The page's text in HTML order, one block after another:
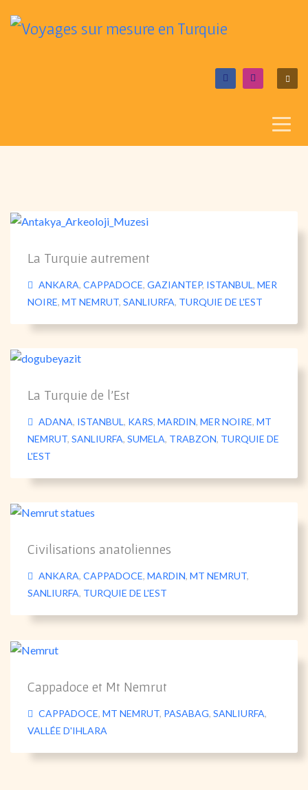
La Turquie autrement
ANKARA, CAPPADOCE, GAZIANTEP, ISTANBUL, MER
NOIRE, MT NEMRUT, SANLIURFA, TURQUIE DE L'EST
La Turquie de l’Est
ADANA, ISTANBUL, KARS, MARDIN, MER NOIRE, MT
NEMRUT, SANLIURFA, SUMELA, TRABZON, TURQUIE DE
L'EST
Civilisations anatoliennes
ANKARA, CAPPADOCE, MARDIN, MT NEMRUT,
SANLIURFA, TURQUIE DE L'EST
Cappadoce et Mt Nemrut
CAPPADOCE, MT NEMRUT, PASABAG, SANLIURFA,
VALLÉE D'IHLARA